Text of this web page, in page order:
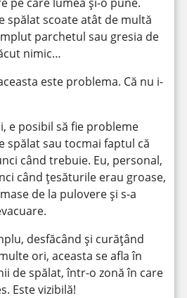
spălat scoate atât de multă
parchetul sau gresia de
nimic…
este problema. Că nu i-
e posibil să fie probleme
spălat sau tocmai faptul că
când trebuie. Eu, personal,
când țesăturile erau groase,
de la pulovere și s-a
desfăcând și curățând
ori, aceasta se afla în
de spălat, într-o zonă în care
Este vizibilă!